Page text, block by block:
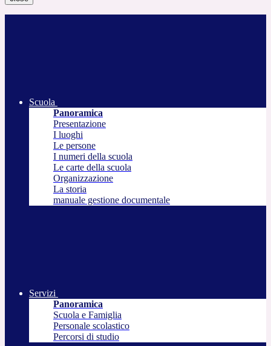
Scuola
Panoramica
Presentazione
I luoghi
Le persone
I numeri della scuola
Le carte della scuola
Organizzazione
La storia
manuale gestione documentale
Servizi
Panoramica
Scuola e Famiglia
Personale scolastico
Percorsi di studio